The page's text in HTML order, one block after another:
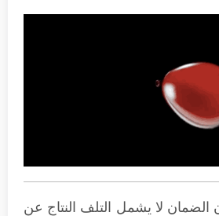
الضمان لا يشمل التلف النتاج عن